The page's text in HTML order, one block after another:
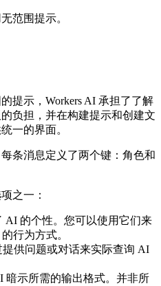
范围提示。
提示，Workers AI 承担了了解
负担，并在构建提示和创建文
一的界面。
条消息定义了两个键：角色和
之一：
AI 的个性。您可以使用它们来
行为方式。
供问题或对话来实际查询 AI
暗示所需的输出格式。并非所